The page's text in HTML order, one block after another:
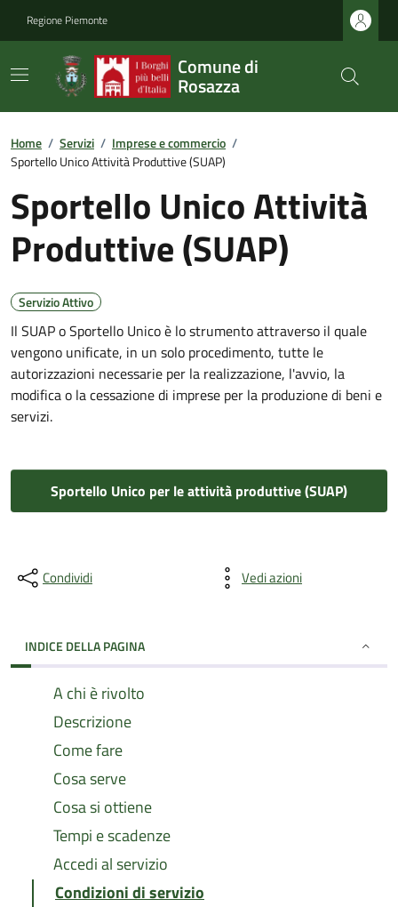
Regione Piemonte
Comune di
Rosazza
Home / Servizi / Imprese e commercio /
Sportello Unico Attività Produttive (SUAP)
Sportello Unico Attività
Produttive (SUAP)
Servizio Attivo
Il SUAP o Sportello Unico è lo strumento attraverso il quale
vengono unificate, in un solo procedimento, tutte le
autorizzazioni necessarie per la realizzazione, l'avvio, la
modifica o la cessazione di imprese per la produzione di beni e
servizi.
Sportello Unico per le attività produttive (SUAP)
Condividi Vedi azioni
INDICE DELLA PAGINA
A chi è rivolto
Descrizione
Come fare
Cosa serve
Cosa si ottiene
Tempi e scadenze
Accedi al servizio
Condizioni di servizio